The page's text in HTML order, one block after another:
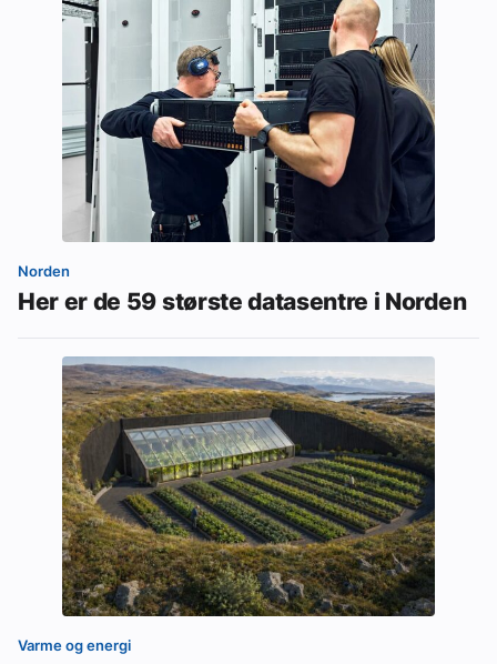
Norden
Her er de 59 største datasentre i Norden
Varme og energi